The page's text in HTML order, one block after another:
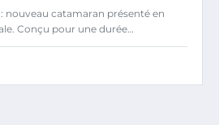
nouveau catamaran présenté en
Conçu pour une durée…